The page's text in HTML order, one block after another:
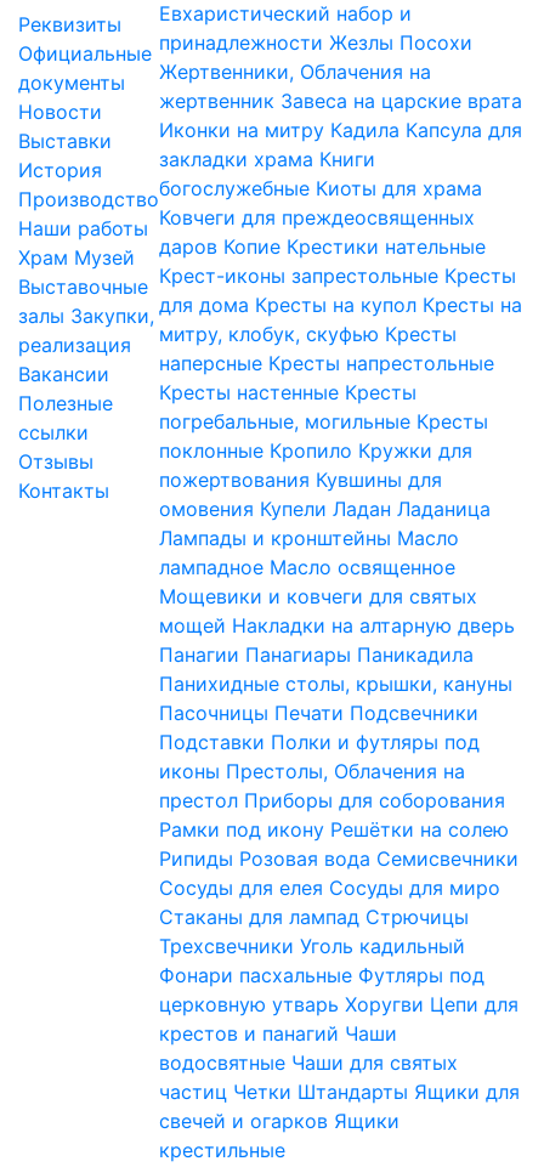
Реквизиты
Официальные
документы
Новости
Выставки
История
Производство
Наши работы
Храм Музей
Выставочные
залы Закупки,
реализация
Вакансии
Полезные
ссылки
Отзывы
Контакты
Евхаристический набор и
принадлежности Жезлы Посохи
Жертвенники, Облачения на
жертвенник Завеса на царские врата
Иконки на митру Кадила Капсула для
закладки храма Книги
богослужебные Киоты для храма
Ковчеги для преждеосвященных
даров Копие Крестики нательные
Крест-иконы запрестольные Кресты
для дома Кресты на купол Кресты на
митру, клобук, скуфью Кресты
наперсные Кресты напрестольные
Кресты настенные Кресты
погребальные, могильные Кресты
поклонные Кропило Кружки для
пожертвования Кувшины для
омовения Купели Ладан Ладаница
Лампады и кронштейны Масло
лампадное Масло освященное
Мощевики и ковчеги для святых
мощей Накладки на алтарную дверь
Панагии Панагиары Паникадила
Панихидные столы, крышки, кануны
Пасочницы Печати Подсвечники
Подставки Полки и футляры под
иконы Престолы, Облачения на
престол Приборы для соборования
Рамки под икону Решётки на солею
Рипиды Розовая вода Семисвечники
Сосуды для елея Сосуды для миро
Стаканы для лампад Стрючицы
Трехсвечники Уголь кадильный
Фонари пасхальные Футляры под
церковную утварь Хоругви Цепи для
крестов и панагий Чаши
водосвятные Чаши для святых
частиц Четки Штандарты Ящики для
свечей и огарков Ящики
крестильные